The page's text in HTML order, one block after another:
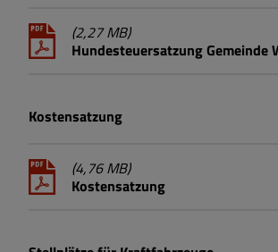
(2,27 MB)
Hundesteuersatzung Gemeinde
Kostensatzung
(4,76 MB)
Kostensatzung